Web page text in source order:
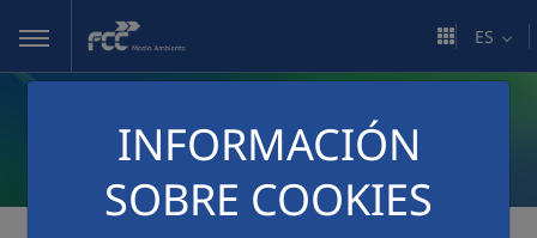
Saltar al contenido principal
INFORMACIÓN
SOBRE COOKIES
ES